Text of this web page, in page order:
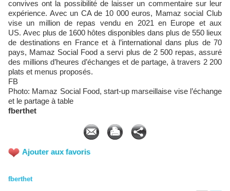
convives ont la possibilité de laisser un commentaire sur leur
expérience. Avec un CA de 10 000 euros, Mamaz social Club
vise un million de repas vendu en 2021 en Europe et aux
US. Avec plus de 1600 hôtes disponibles dans plus de 550 lieux
de destinations en France et à l’international dans plus de 70
pays, Mamaz Social Food a servi plus de 2 500 repas, assuré
des millions d’heures d’échanges et de partage, à travers 2 200
plats et menus proposés.
FB
Photo: Mamaz Social Food, start-up marseillaise vise l’échange
et le partage à table
fberthet
Ajouter aux favoris
fberthet